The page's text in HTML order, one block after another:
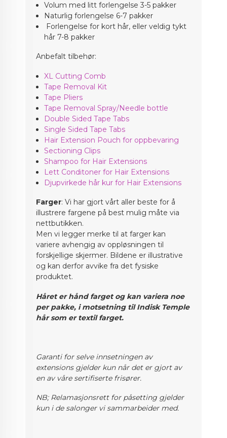
Volum med litt forlengelse 3-5 pakker
Naturlig forlengelse 6-7 pakker
Forlengelse for kort hår, eller veldig tykt
hår 7-8 pakker
Anbefalt tilbehør:
XL Cutting Comb
Tape Removal Kit
Tape Pliers
Tape Removal Spray/Needle bottle
Double Sided Tape Tabs
Single Sided Tape Tabs
Hair Extension Pouch for oppbevaring
Sectioning Clips
Shampoo for Hair Extensions
Lett Conditoner for Hair Extensions
Djupvirkede hår kur for Hair Extensions
Farger: Vi har gjort vårt aller beste for å
illustrere fargene på best mulig måte via
nettbutikken.
Men vi legger merke til at farger kan
variere avhengig av oppløsningen til
forskjellige skjermer. Bildene er illustrative
og kan derfor avvike fra det fysiske
produktet.
Håret er hånd farget og kan variera noe
per pakke, i motsetning til Indisk Temple
hår som er textil farget.
Garanti for selve innsetningen av
extensions gjelder kun når det er gjort av
en av våre sertifiserte frisører.
NB; Relamasjonsrett for påsetting gjelder
kun i de salonger vi sammarbeider med.